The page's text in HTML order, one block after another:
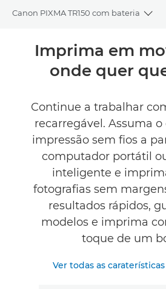
Canon PIXMA TR150 com bateria
Descrição geral
Caraterísticas técnicas
Comentários
COMPRAR TINTEIROS
Imprima em
onde quer
Continue a trabalhar
recarregável. Assuma
impressão sem fios a
computador portátil
inteligente e
fotografias sem
resultados rápidos,
modelos e imprima
toque de um
Ver todas as